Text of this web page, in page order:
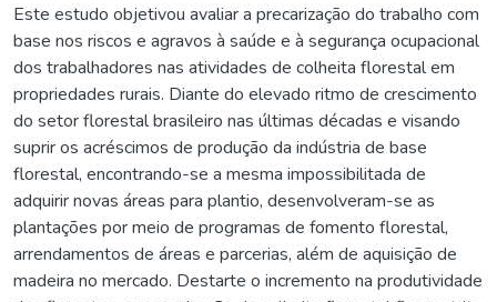
Este estudo objetivou avaliar a precarização do trabalho com
base nos riscos e agravos à saúde e à segurança ocupacional
dos trabalhadores nas atividades de colheita florestal em
propriedades rurais. Diante do elevado ritmo de crescimento
do setor florestal brasileiro nas últimas décadas e visando
suprir os acréscimos de produção da indústria de base
florestal, encontrando-se a mesma impossibilitada de
adquirir novas áreas para plantio, desenvolveram-se as
plantações por meio de programas de fomento florestal,
arrendamentos de áreas e parcerias, além de aquisição de
madeira no mercado. Destarte o incremento na produtividade